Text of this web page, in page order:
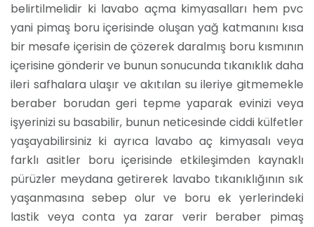
belirtilmelidir ki lavabo açma kimyasalları hem pvc
yani pimaş boru içerisinde oluşan yağ katmanını kısa
bir mesafe içerisin de çözerek daralmış boru kısmının
içerisine gönderir ve bunun sonucunda tıkanıklık daha
ileri safhalara ulaşır ve akıtılan su ileriye gitmemekle
beraber borudan geri tepme yaparak evinizi veya
işyerinizi su basabilir, bunun neticesinde ciddi külfetler
yaşayabilirsiniz ki ayrıca lavabo aç kimyasalı veya
farklı asitler boru içerisinde etkileşimden kaynaklı
pürüzler meydana getirerek lavabo tıkanıklığının sık
yaşanmasına sebep olur ve boru ek yerlerindeki
lastik veya conta ya zarar verir beraber pimaş